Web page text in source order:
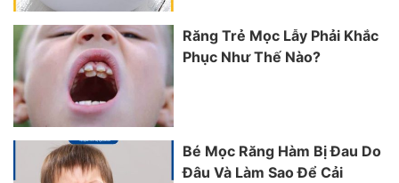
Răng Trẻ Mọc Lẫy Phải Khắc
Phục Như Thế Nào?
Bé Mọc Răng Hàm Bị Đau Do
Đâu Và Làm Sao Để Cải